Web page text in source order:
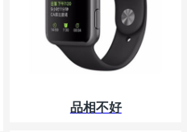
品相不好